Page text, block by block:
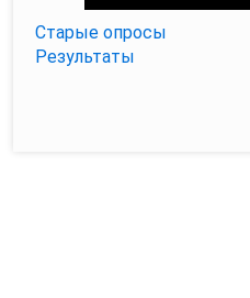
Старые опросы
Результаты